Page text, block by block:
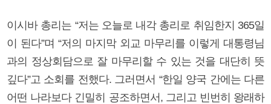
이시바 총리는 “저는 오늘로 내각 총리로 취임한지 365일
이 된다”며 “저의 마지막 외교 마무리를 이렇게 대통령님
과의 정상회담으로 잘 마무리할 수 있는 것을 대단히 뜻
깊다”고 소회를 전했다. 그러면서 “한일 양국 간에는 다른
어떤 나라보다 긴밀히 공조하면서, 그리고 빈번히 왕래하